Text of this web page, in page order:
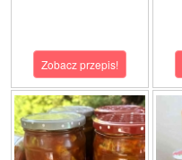
Zobacz przepis!